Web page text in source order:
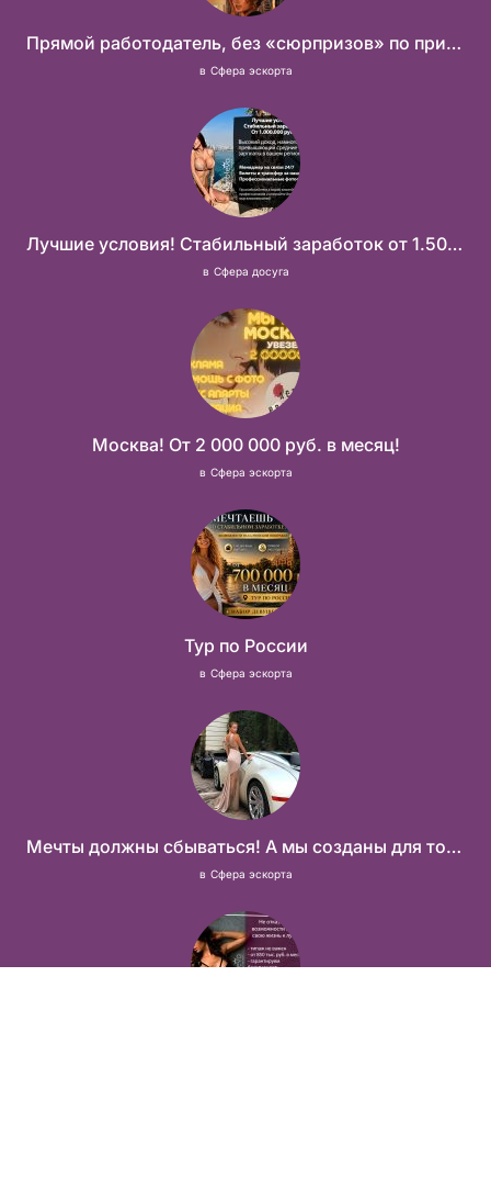
Прямой работодатель, без «сюрпризов» по приезду
в Сфера эскорта
Лучшие условия! Стабильный заработок от 1.500.000₽
в Сфера досуга
Москва! От 2 000 000 руб. в месяц!
в Сфера эскорта
Тур по России
в Сфера эскорта
Мечты должны сбываться! А мы созданы для того что бы их осуществить!
в Сфера эскорта